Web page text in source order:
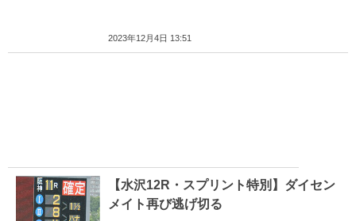
2023年12月4日 13:51
【水沢12R・スプリント特別】ダイセン
メイト再び逃げ切る